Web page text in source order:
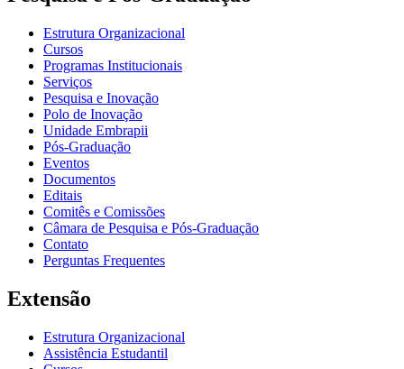
Estrutura Organizacional
Cursos
Programas Institucionais
Serviços
Pesquisa e Inovação
Polo de Inovação
Unidade Embrapii
Pós-Graduação
Eventos
Documentos
Editais
Comitês e Comissões
Câmara de Pesquisa e Pós-Graduação
Contato
Perguntas Frequentes
Extensão
Estrutura Organizacional
Assistência Estudantil